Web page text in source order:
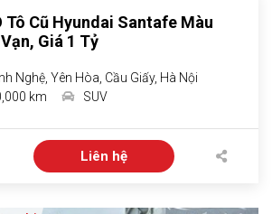
Tô Cũ Hyundai Santafe Màu
Giá 1 Tỷ
Nghệ, Yên Hòa, Cầu Giấy, Hà Nội
km SUV
Liên hệ